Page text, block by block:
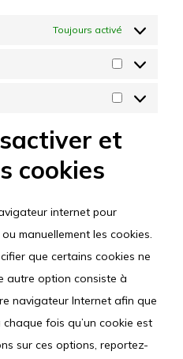
Toujours activé
et
cookies
internet pour
manuellement les cookies.
que certains cookies ne
autre option consiste à
navigateur Internet afin que
fois qu’un cookie est
sur ces options, reportez-